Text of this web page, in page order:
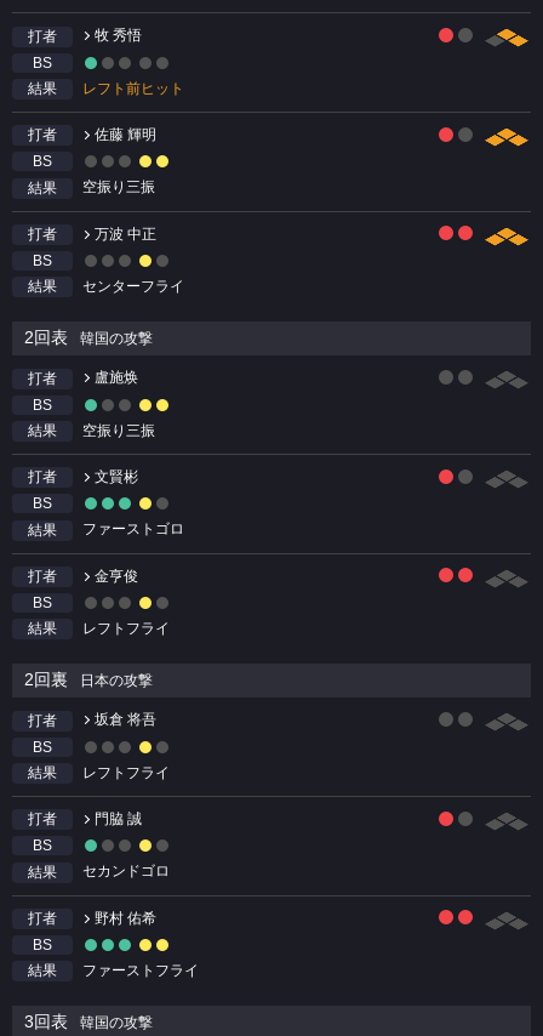
打者
牧 秀悟
BS
結果
レフト前ヒット
打者
佐藤 輝明
BS
結果
空振り三振
打者
万波 中正
BS
結果
センターフライ
2回表 韓国の攻撃
打者
盧施焕
BS
結果
空振り三振
打者
文賢彬
BS
結果
ファーストゴロ
打者
金亨俊
BS
結果
レフトフライ
2回裏 日本の攻撃
打者
坂倉 将吾
BS
結果
レフトフライ
打者
門脇 誠
BS
結果
セカンドゴロ
打者
野村 佑希
BS
結果
ファーストフライ
3回表 韓国の攻撃